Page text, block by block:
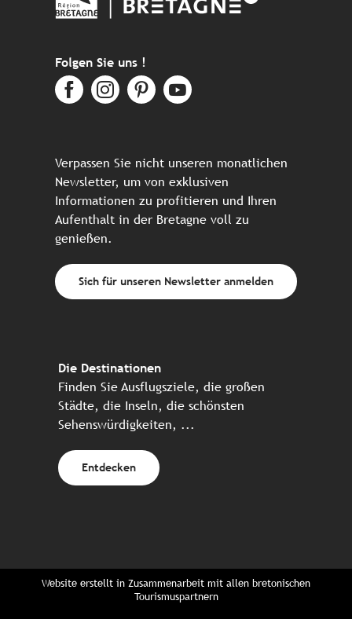
Folgen Sie uns !
Verpassen Sie nicht unseren monatlichen
Newsletter, um von exklusiven
Informationen zu profitieren und Ihren
Aufenthalt in der Bretagne voll zu
genießen.
Sich für unseren Newsletter anmelden
Die Destinationen
Finden Sie Ausflugsziele, die großen
Städte, die Inseln, die schönsten
Sehenswürdigkeiten, ...
Entdecken
Website erstellt in Zusammenarbeit mit allen bretonischen
Tourismuspartnern